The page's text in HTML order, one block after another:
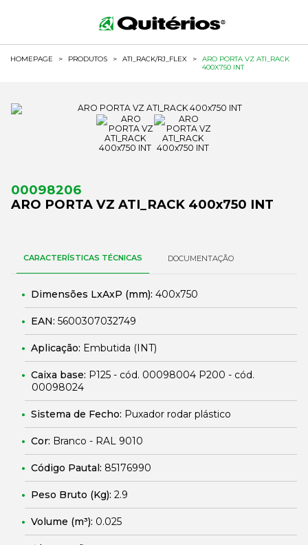
HOMEPAGE > PRODUTOS > ATI_RACK/RJ_FLEX >
ARO PORTA VZ ATI_RACK
400X750 INT
00098206
ARO PORTA VZ ATI_RACK 400x750 INT
CARACTERÍSTICAS TÉCNICAS DOCUMENTAÇÃO
Dimensões LxAxP (mm): 400x750
EAN: 5600307032749
Aplicação: Embutida (INT)
Caixa base: P125 - cód. 00098004 P200 - cód.
00098024
Sistema de Fecho: Puxador rodar plástico
Cor: Branco - RAL 9010
Código Pautal: 85176990
Peso Bruto (Kg): 2.9
Volume (m³): 0.025